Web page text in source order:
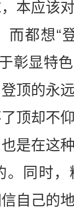
应该对
而都想“
彰显特
顶的永
顶却不
是在这
。同时
自己的